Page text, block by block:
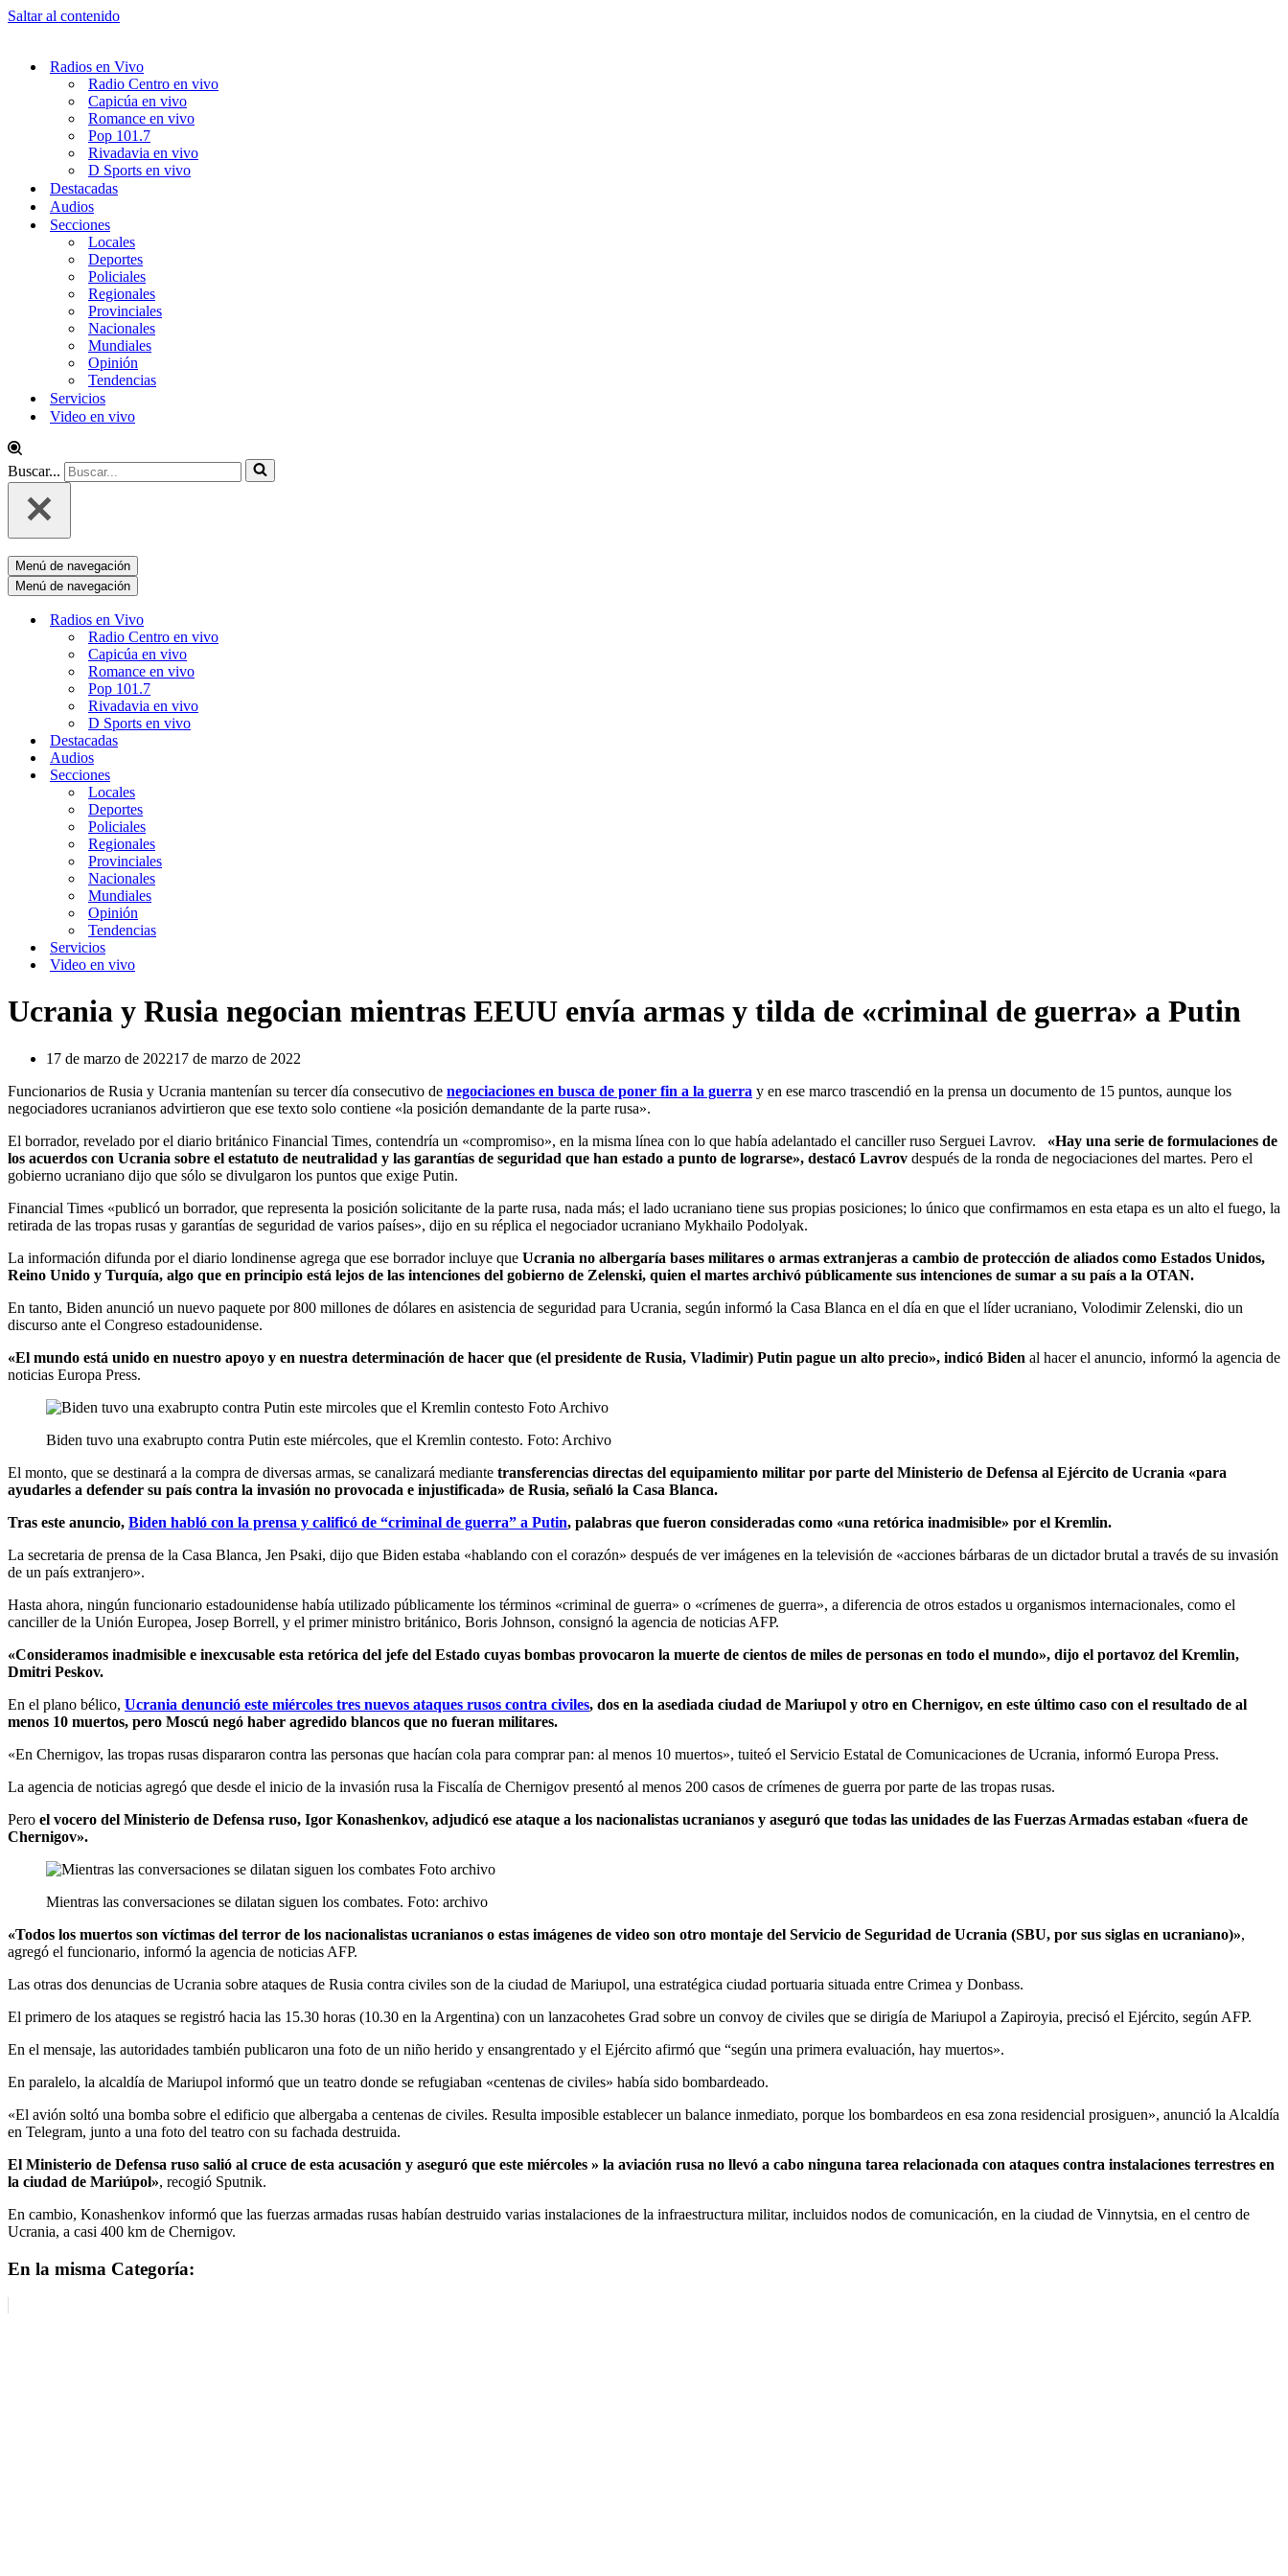
Saltar al contenido
Radios en Vivo
Radio Centro en vivo
Capicúa en vivo
Romance en vivo
Pop 101.7
Rivadavia en vivo
D Sports en vivo
Destacadas
Audios
Secciones
Locales
Deportes
Policiales
Regionales
Provinciales
Nacionales
Mundiales
Opinión
Tendencias
Servicios
Video en vivo
Buscar...
Menú de navegación
Menú de navegación
Radios en Vivo
Radio Centro en vivo
Capicúa en vivo
Romance en vivo
Pop 101.7
Rivadavia en vivo
D Sports en vivo
Destacadas
Audios
Secciones
Locales
Deportes
Policiales
Regionales
Provinciales
Nacionales
Mundiales
Opinión
Tendencias
Servicios
Video en vivo
Ucrania y Rusia negocian mientras EEUU envía armas y tilda de «criminal de guerra» a Putin
17 de marzo de 202217 de marzo de 2022
Funcionarios de Rusia y Ucrania mantenían su tercer día consecutivo de negociaciones en busca de poner fin a la guerra y en ese marco trascendió en la prensa un documento de 15 puntos, aunque los
negociadores ucranianos advirtieron que ese texto solo contiene «la posición demandante de la parte rusa».
El borrador, revelado por el diario británico Financial Times, contendría un «compromiso», en la misma línea con lo que había adelantado el canciller ruso Serguei Lavrov. «Hay una serie de formulaciones de
los acuerdos con Ucrania sobre el estatuto de neutralidad y las garantías de seguridad que han estado a punto de lograrse», destacó Lavrov después de la ronda de negociaciones del martes. Pero el
gobierno ucraniano dijo que sólo se divulgaron los puntos que exige Putin.
Financial Times «publicó un borrador, que representa la posición solicitante de la parte rusa, nada más; el lado ucraniano tiene sus propias posiciones; lo único que confirmamos en esta etapa es un alto el fuego, la
retirada de las tropas rusas y garantías de seguridad de varios países», dijo en su réplica el negociador ucraniano Mykhailo Podolyak.
La información difunda por el diario londinense agrega que ese borrador incluye que Ucrania no albergaría bases militares o armas extranjeras a cambio de protección de aliados como Estados Unidos,
Reino Unido y Turquía, algo que en principio está lejos de las intenciones del gobierno de Zelenski, quien el martes archivó públicamente sus intenciones de sumar a su país a la OTAN.
En tanto, Biden anunció un nuevo paquete por 800 millones de dólares en asistencia de seguridad para Ucrania, según informó la Casa Blanca en el día en que el líder ucraniano, Volodimir Zelenski, dio un
discurso ante el Congreso estadounidense.
«El mundo está unido en nuestro apoyo y en nuestra determinación de hacer que (el presidente de Rusia, Vladimir) Putin pague un alto precio», indicó Biden al hacer el anuncio, informó la agencia de
noticias Europa Press.
Biden tuvo una exabrupto contra Putin este miércoles, que el Kremlin contesto. Foto: Archivo
El monto, que se destinará a la compra de diversas armas, se canalizará mediante transferencias directas del equipamiento militar por parte del Ministerio de Defensa al Ejército de Ucrania «para
ayudarles a defender su país contra la invasión no provocada e injustificada» de Rusia, señaló la Casa Blanca.
Tras este anuncio, Biden habló con la prensa y calificó de “criminal de guerra” a Putin, palabras que fueron consideradas como «una retórica inadmisible» por el Kremlin.
La secretaria de prensa de la Casa Blanca, Jen Psaki, dijo que Biden estaba «hablando con el corazón» después de ver imágenes en la televisión de «acciones bárbaras de un dictador brutal a través de su invasión
de un país extranjero».
Hasta ahora, ningún funcionario estadounidense había utilizado públicamente los términos «criminal de guerra» o «crímenes de guerra», a diferencia de otros estados u organismos internacionales, como el
canciller de la Unión Europea, Josep Borrell, y el primer ministro británico, Boris Johnson, consignó la agencia de noticias AFP.
«Consideramos inadmisible e inexcusable esta retórica del jefe del Estado cuyas bombas provocaron la muerte de cientos de miles de personas en todo el mundo», dijo el portavoz del Kremlin,
Dmitri Peskov.
En el plano bélico, Ucrania denunció este miércoles tres nuevos ataques rusos contra civiles, dos en la asediada ciudad de Mariupol y otro en Chernigov, en este último caso con el resultado de al
menos 10 muertos, pero Moscú negó haber agredido blancos que no fueran militares.
«En Chernigov, las tropas rusas dispararon contra las personas que hacían cola para comprar pan: al menos 10 muertos», tuiteó el Servicio Estatal de Comunicaciones de Ucrania, informó Europa Press.
La agencia de noticias agregó que desde el inicio de la invasión rusa la Fiscalía de Chernigov presentó al menos 200 casos de crímenes de guerra por parte de las tropas rusas.
Pero el vocero del Ministerio de Defensa ruso, Igor Konashenkov, adjudicó ese ataque a los nacionalistas ucranianos y aseguró que todas las unidades de las Fuerzas Armadas estaban «fuera de
Chernigov».
Mientras las conversaciones se dilatan siguen los combates. Foto: archivo
«Todos los muertos son víctimas del terror de los nacionalistas ucranianos o estas imágenes de video son otro montaje del Servicio de Seguridad de Ucrania (SBU, por sus siglas en ucraniano)»,
agregó el funcionario, informó la agencia de noticias AFP.
Las otras dos denuncias de Ucrania sobre ataques de Rusia contra civiles son de la ciudad de Mariupol, una estratégica ciudad portuaria situada entre Crimea y Donbass.
El primero de los ataques se registró hacia las 15.30 horas (10.30 en la Argentina) con un lanzacohetes Grad sobre un convoy de civiles que se dirigía de Mariupol a Zapiroyia, precisó el Ejército, según AFP.
En el mensaje, las autoridades también publicaron una foto de un niño herido y ensangrentado y el Ejército afirmó que “según una primera evaluación, hay muertos».
En paralelo, la alcaldía de Mariupol informó que un teatro donde se refugiaban «centenas de civiles» había sido bombardeado.
«El avión soltó una bomba sobre el edificio que albergaba a centenas de civiles. Resulta imposible establecer un balance inmediato, porque los bombardeos en esa zona residencial prosiguen», anunció la Alcaldía
en Telegram, junto a una foto del teatro con su fachada destruida.
El Ministerio de Defensa ruso salió al cruce de esta acusación y aseguró que este miércoles » la aviación rusa no llevó a cabo ninguna tarea relacionada con ataques contra instalaciones terrestres en
la ciudad de Mariúpol», recogió Sputnik.
En cambio, Konashenkov informó que las fuerzas armadas rusas habían destruido varias instalaciones de la infraestructura militar, incluidos nodos de comunicación, en la ciudad de Vinnytsia, en el centro de
Ucrania, a casi 400 km de Chernigov.
En la misma Categoría: